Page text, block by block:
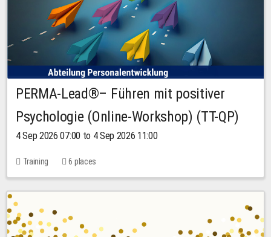
PERMA-Lead®– Führen mit positiver
Psychologie (Online-Workshop) (TT-QP)
4 Sep 2026 07:00 to 4 Sep 2026 11:00
Training 6 places